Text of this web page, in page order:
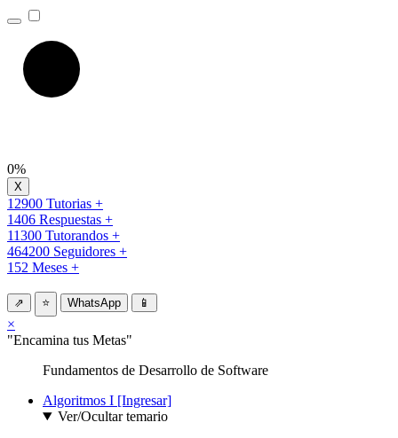
0%
12900 Tutorias +
1406 Respuestas +
11300 Tutorandos +
464200 Seguidores +
152 Meses +
⇗ ⭐ WhatsApp 📱
×
"Encamina tus Metas"
Fundamentos de Desarrollo de Software
Algoritmos I [Ingresar]
Ver/Ocultar temario